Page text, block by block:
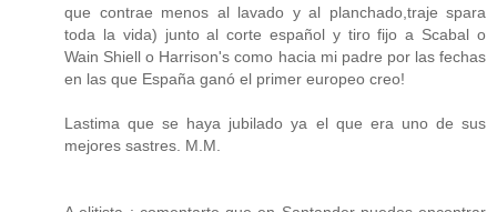
que contrae menos al lavado y al planchado,traje spara
toda la vida) junto al corte español y tiro fijo a Scabal o
Wain Shiell o Harrison's como hacia mi padre por las fechas
en las que España ganó el primer europeo creo!
Lastima que se haya jubilado ya el que era uno de sus
mejores sastres. M.M.